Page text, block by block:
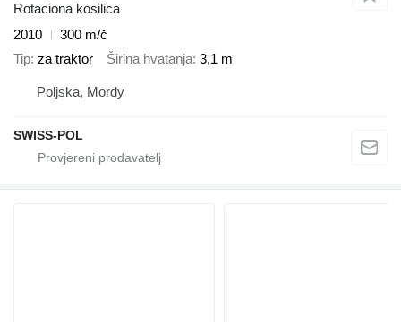
Rotaciona kosilica
2010
300 m/č
Tip za traktor Širina hvatanja 3,1 m
Poljska, Mordy
SWISS-POL